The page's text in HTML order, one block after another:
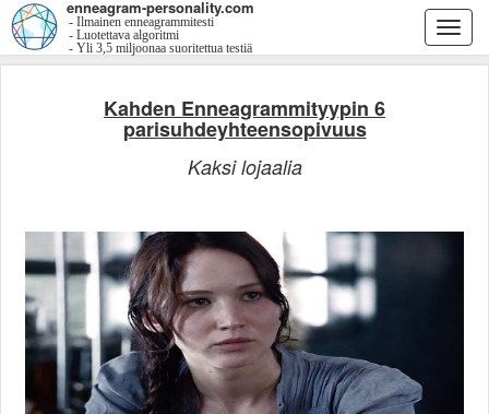
enneagram-personality.com
- Ilmainen enneagrammitesti
- Luotettava algoritmi
- Yli 3,5 miljoonaa suoritettua testiä
Kahden Enneagrammityypin 6
parisuhdeyhteensopivuus
Kaksi lojaalia